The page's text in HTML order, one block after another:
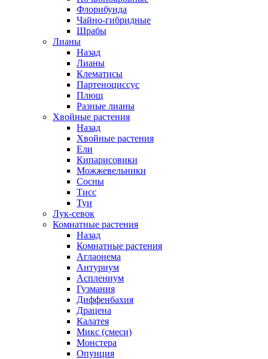
Флорибунда
Чайно-гибридные
Шрабы
Лианы
Назад
Лианы
Клематисы
Партеноциссус
Плющ
Разные лианы
Хвойные растения
Назад
Хвойные растения
Ели
Кипарисовики
Можжевельники
Сосны
Тисс
Туи
Лук-севок
Комнатные растения
Назад
Комнатные растения
Аглаонема
Антуриум
Асплениум
Гузмания
Диффенбахия
Драцена
Калатея
Микс (смеси)
Монстера
Опунция